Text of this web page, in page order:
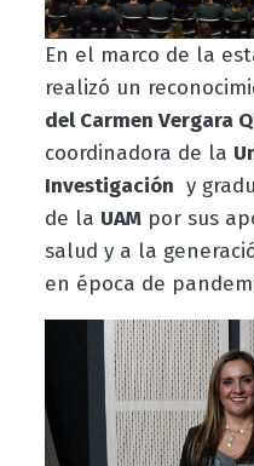
En el marco de la
realizó un
del Carmen Vergara
coordinadora de la
Investigación y
de la UAMpor sus
salud y a la
en época de